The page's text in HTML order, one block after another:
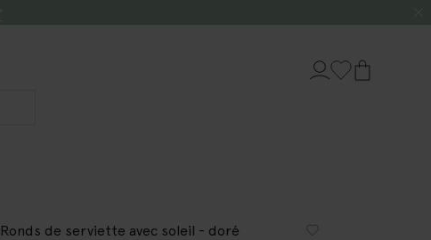
Ronds de serviette avec soleil - doré